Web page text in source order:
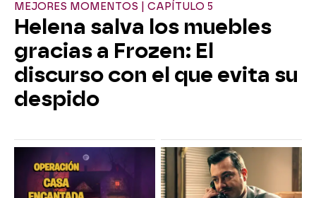
MEJORES MOMENTOS | CAPÍTULO 5
Helena salva los muebles
gracias a Frozen: El
discurso con el que evita su
despido